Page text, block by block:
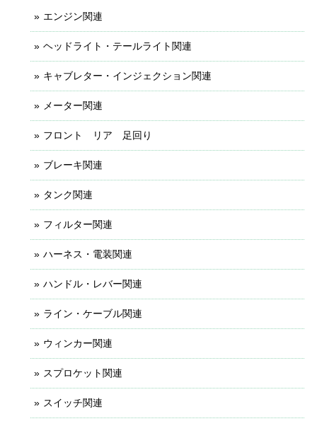
エンジン関連
ヘッドライト・テールライト関連
キャブレター・インジェクション関連
メーター関連
フロント リア 足回り
ブレーキ関連
タンク関連
フィルター関連
ハーネス・電装関連
ハンドル・レバー関連
ライン・ケーブル関連
ウィンカー関連
スプロケット関連
スイッチ関連